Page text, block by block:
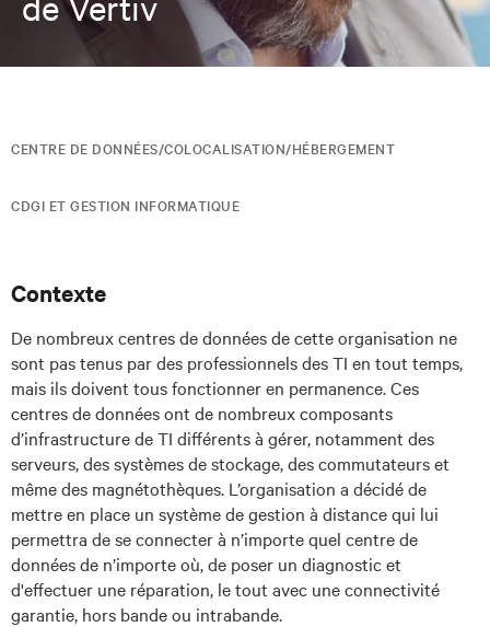
CENTRE DE DONNÉES/COLOCALISATION/HÉBERGEMENT
CDGI ET GESTION INFORMATIQUE
Contexte
De nombreux centres de données de cette organisation ne
sont pas tenus par des professionnels des TI en tout temps,
mais ils doivent tous fonctionner en permanence. Ces
centres de données ont de nombreux composants
d’infrastructure de TI différents à gérer, notamment des
serveurs, des systèmes de stockage, des commutateurs et
même des magnétothèques. L’organisation a décidé de
mettre en place un système de gestion à distance qui lui
permettra de se connecter à n’importe quel centre de
données de n’importe où, de poser un diagnostic et
d'effectuer une réparation, le tout avec une connectivité
garantie, hors bande ou intrabande.